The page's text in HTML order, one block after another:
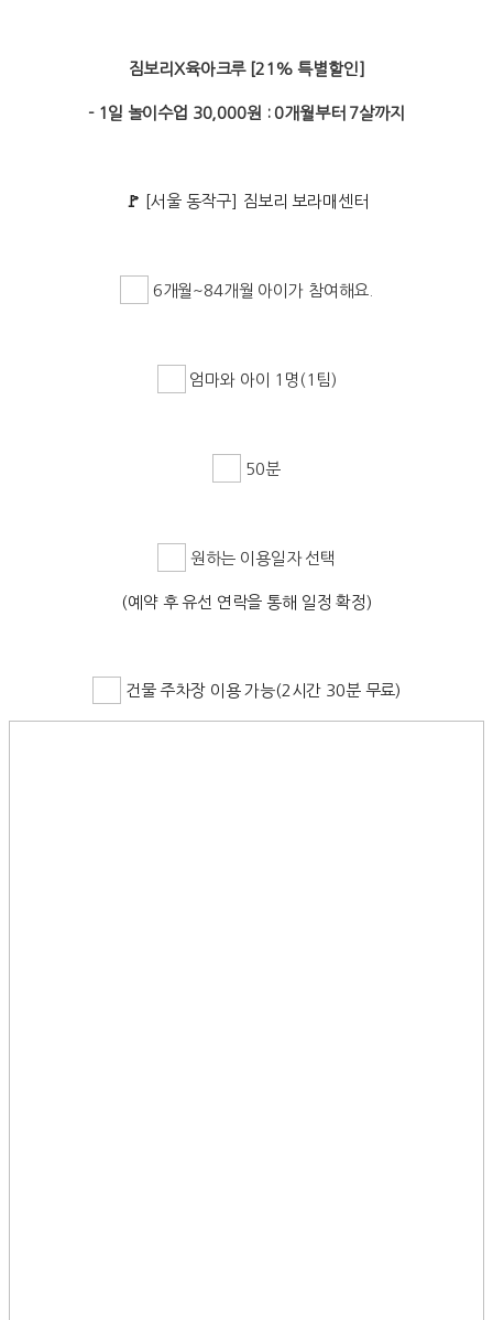
짐보리X육아크루 [21% 특별할인]
- 1일 놀이수업 30,000원 : 0개월부터 7살까지
🚩 [서울 동작구] 짐보리 보라매센터
6개월~84개월 아이가 참여해요.
엄마와 아이 1명(1팀)
50분
원하는 이용일자 선택
(예약 후 유선 연락을 통해 일정 확정)
건물 주차장 이용 가능(2시간 30분 무료)